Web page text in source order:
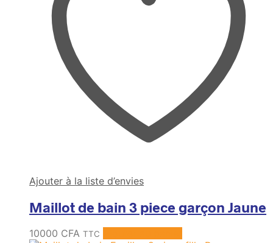
Ajouter à la liste d’envies
Maillot de bain 3 piece garçon Jaune
10000 CFA TTC